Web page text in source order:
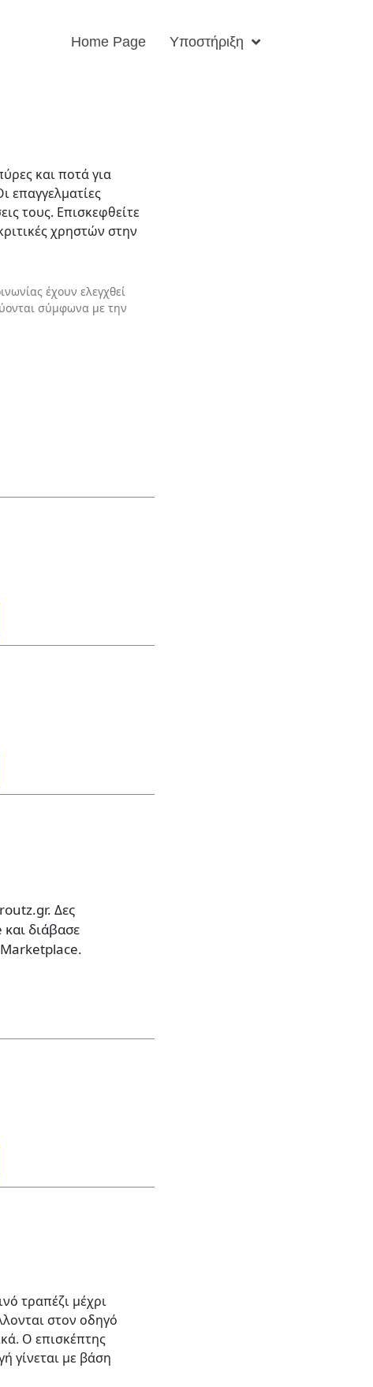
Home Page Υποστήριξη
και ποτά για
επαγγελματίες
τους. Επισκεφθείτε
χρηστών στην
έχουν ελεγχθεί
σύμφωνα με την
Δες
διάβασε
τραπέζι μέχρι
στον οδηγό
Ο επισκέπτης
γίνεται με βάση